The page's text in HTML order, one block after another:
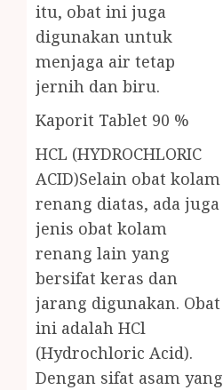
itu, obat ini juga
digunakan untuk
menjaga air tetap
jernih dan biru.
Kaporit Tablet 90 %
HCL (HYDROCHLORIC
ACID)Selain obat kolam
renang diatas, ada juga
jenis obat kolam
renang lain yang
bersifat keras dan
jarang digunakan. Obat
ini adalah HCl
(Hydrochloric Acid).
Dengan sifat asam yang